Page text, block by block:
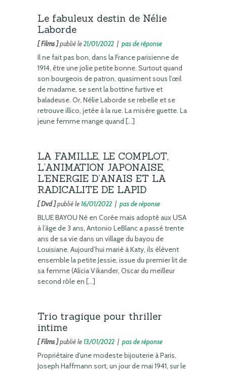
Le fabuleux destin de Nélie
Laborde
[ Films ]publié le21/01/2022 | pas de réponse
Il ne fait pas bon, dans la France parisienne de
1914, être une jolie petite bonne. Surtout quand
son bourgeois de patron, quasiment sous l’œil
de madame, se sent la bottine furtive et
baladeuse. Or, Nélie Laborde se rebelle et se
retrouve illico, jetée à la rue. La misère guette. La
jeune femme mange quand […]
LA FAMILLE, LE COMPLOT,
L’ANIMATION JAPONAISE,
L’ENERGIE D’ANAIS ET LA
RADICALITE DE LAPID
[ Dvd ]publié le16/01/2022 | pas de réponse
BLUE BAYOU Né en Corée mais adopté aux USA
à l’âge de 3 ans, Antonio LeBlanc a passé trente
ans de sa vie dans un village du bayou de
Louisiane. Aujourd’hui marié à Katy, ils élèvent
ensemble la petite Jessie, issue du premier lit de
sa femme (Alicia Vikander, Oscar du meilleur
second rôle en […]
Trio tragique pour thriller
intime
[ Films ]publié le13/01/2022 | pas de réponse
Propriétaire d’une modeste bijouterie à Paris,
Joseph Haffmann sort, un jour de mai 1941, sur le